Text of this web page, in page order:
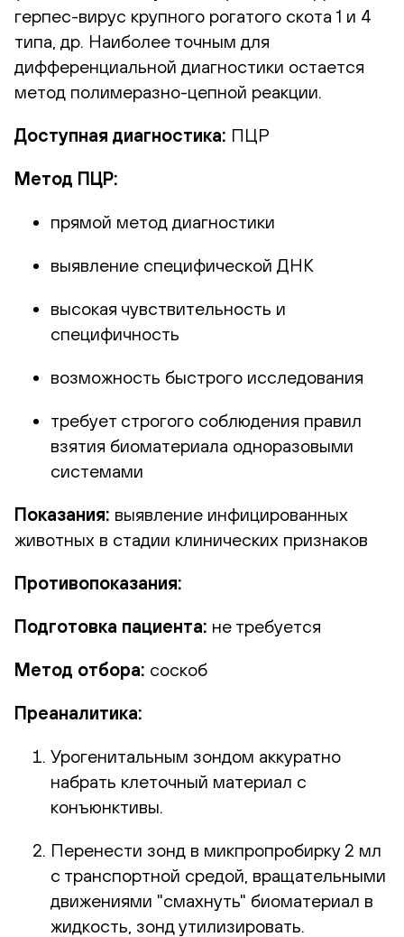
герпес-вирус крупного рогатого скота 1 и 4
типа, др. Наиболее точным для
дифференциальной диагностики остается
метод полимеразно-цепной реакции.
Доступная диагностика: ПЦР
Метод ПЦР:
прямой метод диагностики
выявление специфической ДНК
высокая чувствительность и
специфичность
возможность быстрого исследования
требует строгого соблюдения правил
взятия биоматериала одноразовыми
системами
Показания: выявление инфицированных
животных в стадии клинических признаков
Противопоказания:
Подготовка пациента: не требуется
Метод отбора: соскоб
Преаналитика:
Урогенитальным зондом аккуратно
набрать клеточный материал с
конъюнктивы.
Перенести зонд в микпропробирку 2 мл
с транспортной средой, вращательными
движениями "смахнуть" биоматериал в
жидкость, зонд утилизировать.